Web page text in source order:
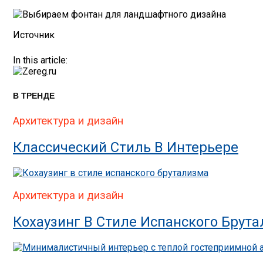
Источник
In this article:
В ТРЕНДЕ
Архитектура и дизайн
Классический Стиль В Интерьере
Архитектура и дизайн
Кохаузинг В Стиле Испанского